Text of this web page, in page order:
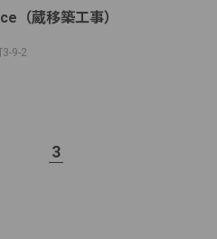
（蔵移築工事）
9-2
3